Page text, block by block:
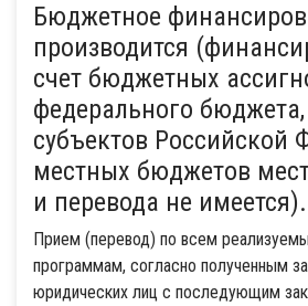
Бюджетное
производится
счет бюджетных
федерального
субъектов Российской
местных бюджетов
и перевода не имеется).
Прием (перевод) по всем
программам, согласно полученным
юридических лиц с последующим